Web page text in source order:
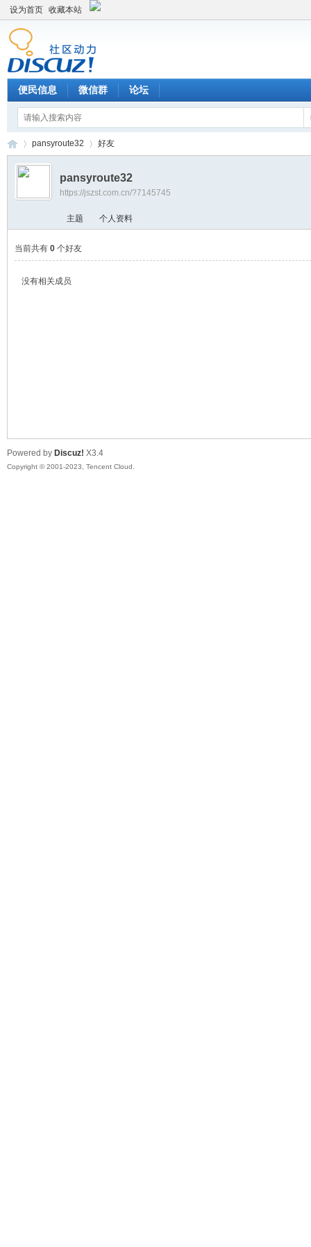
设为首页 收藏本站
便民信息 微信群 论坛
›
pansyroute32 好友
pansyroute32
https://jszst.com.cn/?7145745
主题 个人资料
当前共有 0个好友
没有相关成员
Powered by Discuz! X3.4
Copyright © 2001-2023, Tencent Cloud.